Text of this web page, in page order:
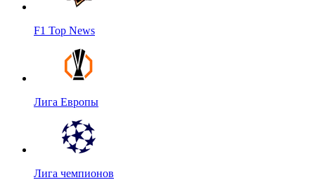
F1 Top News
Лига Европы
Лига чемпионов